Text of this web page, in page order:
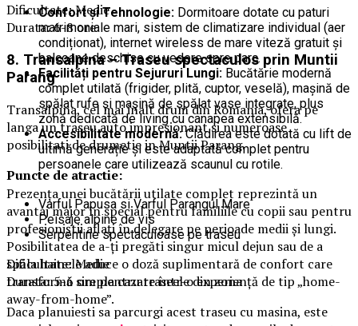
Dificultate: Medie
Durata: 6-8 ore
8. Transalpina – Traseu spectaculos prin Muntii
Parang
Transalpina, cel mai inalt drum din Romania, ofera pe
langa un traseu auto impresionant si numeroase
posibilitati de drumetie in Muntii Parang.
Puncte de atractie:
Varful Papusa si Varful Parangul Mare
Peisaje alpine de vis
Serpentine spectaculoase pe traseu
Dificultate: Medie
Durata: 5-6 ore pentru traseele din zona
Daca planuiesti sa parcurgi acest traseu cu masina, este
Confort și Tehnologie: Dormitoare dotate cu paturi
matrimoniale mari, sistem de climatizare individual (aer
condiționat), internet wireless de mare viteză gratuit și
balcoane deschise cu vedere spre parc.
Facilități pentru Sejururi Lungi: Bucătărie modernă
complet utilată (frigider, plită, cuptor, veselă), mașină de
spălat rufe și mașină de spălat vase integrate, plus
zonă dedicată de living cu canapea extensibilă.
Accesibilitate modernă:Clădirea este dotată cu lift de
ultimă generație și este adaptată complet pentru
persoanele care utilizează scaunul cu rotile.
Prezența unei bucătării utilate complet reprezintă un
avantaj major în special pentru familiile cu copii sau pentru
profesioniștii aflați în delegare pe perioade medii și lungi.
Posibilitatea de a-ți pregăti singur micul dejun sau de a
spăla hainele aduce o doză suplimentară de confort care
transformă simpla cazare într-o experiență de tip „home-
away-from-home”.